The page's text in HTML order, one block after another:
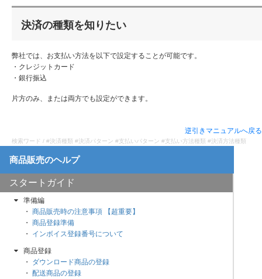
決済の種類を知りたい
弊社では、お支払い方法を以下で設定することが可能です。
・クレジットカード
・銀行振込
片方のみ、または両方でも設定ができます。
逆引きマニュアルへ戻る
検索ワード / #決済種類 #決済パターン #支払いパターン #支払い方法種類 #決済方法種類
スタートガイド
準備編
商品販売時の注意事項 【超重要】
商品登録準備
インボイス登録番号について
商品登録
ダウンロード商品の登録
配送商品の登録